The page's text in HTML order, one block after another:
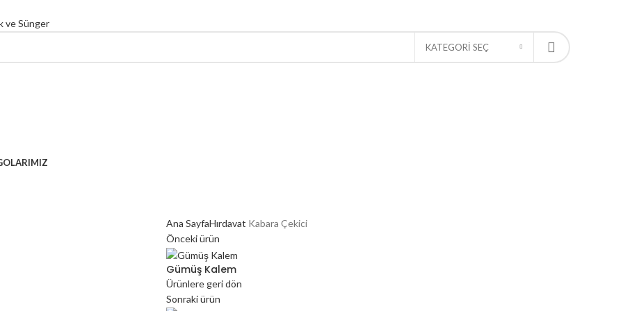
KATEGORI SEÇ
Ana SayfaHırdavat Kabara Çekici
Önceki ürün
Gümüş Kalem
Ürünlere geri dön
Sonraki ürün